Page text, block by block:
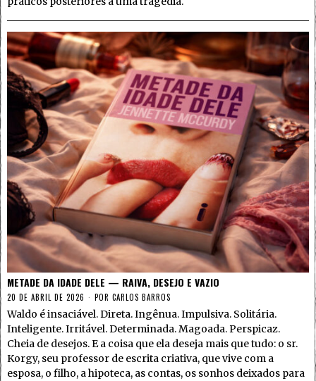
METADE DA IDADE DELE — RAIVA, DESEJO E VAZIO
20 DE ABRIL DE 2026 POR CARLOS BARROS
Waldo é insaciável. Direta. Ingênua. Impulsiva. Solitária.
Inteligente. Irritável. Determinada. Magoada. Perspicaz.
Cheia de desejos. E a coisa que ela deseja mais que tudo: o sr.
Korgy, seu professor de escrita criativa, que vive com a
esposa, o filho, a hipoteca, as contas, os sonhos deixados para